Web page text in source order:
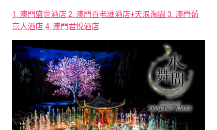
1. 澳門盛世酒店 2. 澳門百老匯酒店+天浪淘園 3. 澳門葡
京人酒店 4. 澳門君悅酒店